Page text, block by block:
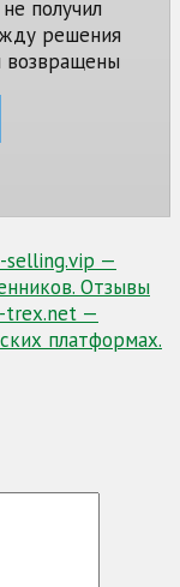
получил
решения
возвращены
selling.vip —
Отзывы
trex.net —
платформах.